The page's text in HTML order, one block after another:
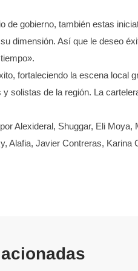
de gobierno, también estas
dimensión. Así que le deseo
fortaleciendo la escena local
solistas de la región. La
Alexideral, Shuggar, Eli Moya,
Alafia, Javier Contreras, Karina